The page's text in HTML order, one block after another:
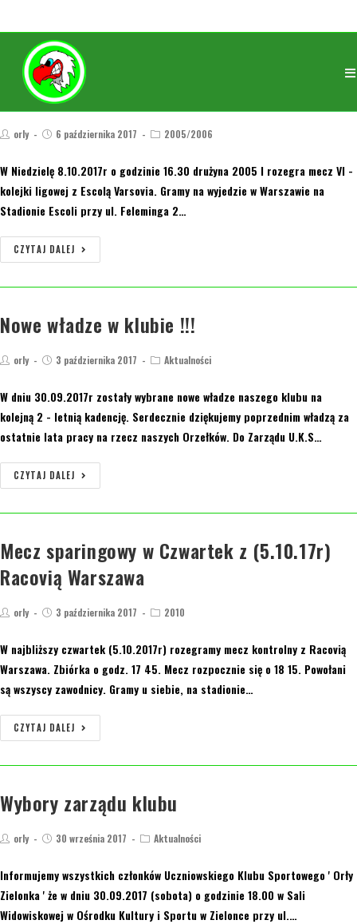
Zawodnicy powołani na
Niedzielny(8.10.2017r) mecz ligowy z Escolą
Varsovia
orly 6 października 2017 2005/2006
W Niedzielę 8.10.2017r o godzinie 16.30 drużyna 2005 I rozegra mecz VI -
kolejki ligowej z Escolą Varsovia. Gramy na wyjedzie w Warszawie na
Stadionie Escoli przy ul. Feleminga 2…
CZYTAJ DALEJ
Nowe władze w klubie !!!
orly 3 października 2017 Aktualności
W dniu 30.09.2017r zostały wybrane nowe władze naszego klubu na
kolejną 2 - letnią kadencję. Serdecznie dziękujemy poprzednim władzą za
ostatnie lata pracy na rzecz naszych Orzełków. Do Zarządu U.K.S…
CZYTAJ DALEJ
Mecz sparingowy w Czwartek z (5.10.17r)
Racovią Warszawa
orly 3 października 2017 2010
W najbliższy czwartek (5.10.2017r) rozegramy mecz kontrolny z Racovią
Warszawa. Zbiórka o godz. 17 45. Mecz rozpocznie się o 18 15. Powołani
są wszyscy zawodnicy. Gramy u siebie, na stadionie…
CZYTAJ DALEJ
Wybory zarządu klubu
orly 30 września 2017 Aktualności
Informujemy wszystkich członków Uczniowskiego Klubu Sportowego ' Orły
Zielonka ' że w dniu 30.09.2017 (sobota) o godzinie 18.00 w Sali
Widowiskowej w Ośrodku Kultury i Sportu w Zielonce przy ul.…